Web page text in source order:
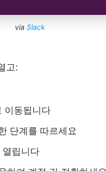
via Slack
고:
이동됩니다
단계를 따르세요
열립니다